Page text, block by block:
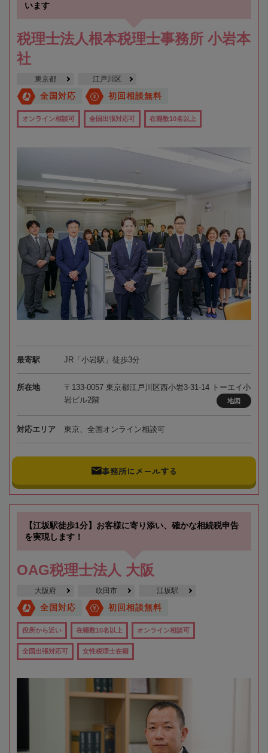
います
税理士法人根本税理士事務所 小岩本
社
東京都 江戸川区
全国対応 初回相談無料
オンライン相談可 全国出張対応可 在籍数10名以上
最寄駅 JR「小岩駅」徒歩3分
所在地
〒133-0057 東京都江戸川区西小岩3-31-14 トーエイ小
岩ビル2階
地図
対応エリア 東京、全国オンライン相談可
事務所にメールする
【江坂駅徒歩1分】お客様に寄り添い、確かな相続税申告
を実現します！
OAG税理士法人 大阪
大阪府 吹田市 江坂駅
全国対応 初回相談無料
役所から近い 在籍数10名以上 オンライン相談可
全国出張対応可 女性税理士在籍